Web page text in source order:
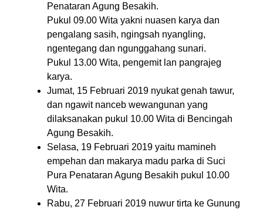
Penataran Agung Besakih.
Pukul 09.00 Wita yakni nuasen karya dan
pengalang sasih, ngingsah nyangling,
ngentegang dan ngunggahang sunari.
Pukul 13.00 Wita, pengemit lan pangrajeg
karya.
Jumat, 15 Februari 2019 nyukat genah tawur,
dan ngawit nanceb wewangunan yang
dilaksanakan pukul 10.00 Wita di Bencingah
Agung Besakih.
Selasa, 19 Februari 2019 yaitu mamineh
empehan dan makarya madu parka di Suci
Pura Penataran Agung Besakih pukul 10.00
Wita.
Rabu, 27 Februari 2019 nuwur tirta ke Gunung